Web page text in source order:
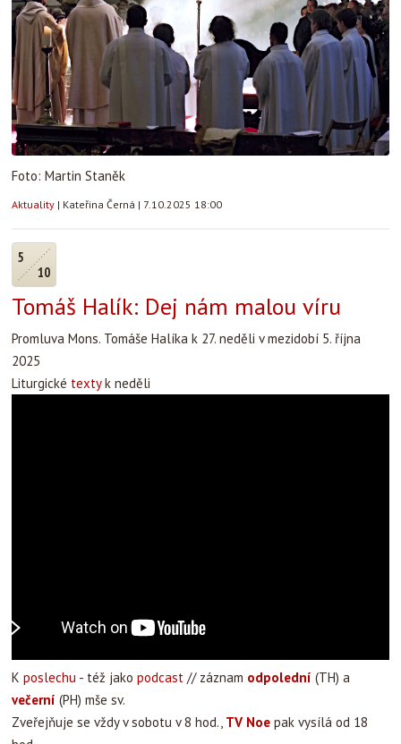
Foto: Martin Staněk
Aktuality | Kateřina Černá | 7.10.2025 18:00
5
10
Tomáš Halík: Dej nám malou víru
Promluva Mons. Tomáše Halíka k 27. neděli v mezidobí 5. října
2025
Liturgické textyk neděli
K poslechu - též jako podcast // záznam odpolední (TH) a
večerní (PH) mše sv.
Zveřejňuje se vždy v sobotu v 8 hod., TV Noe pak vysílá od 18